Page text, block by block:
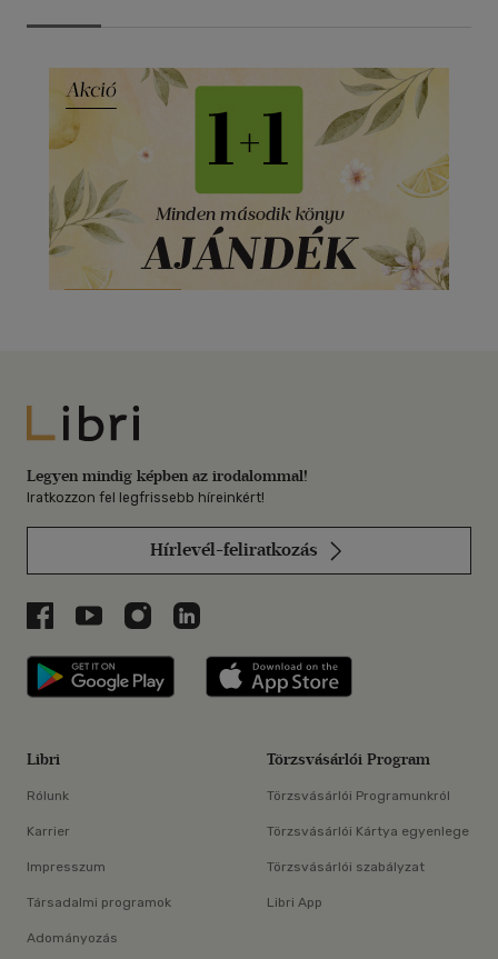
Libri
Legyen mindig képben az irodalommal!
Iratkozzon fel legfrissebb híreinkért!
Hírlevél-feliratkozás
Libri a Facebookon
Libri a Youtube-on
Libri az Instagramon
Libri a LinkedInen
Libri applikáció Szerezd meg: Google
Libri
Rólunk
Karrier
Impresszum
Társadalmi programok
Adományozás
Törzsvásárlói Program
Törzsvásárlói Programunkról
Törzsvásárlói Kártya egyenlege
Törzsvásárlói szabályzat
Libri App